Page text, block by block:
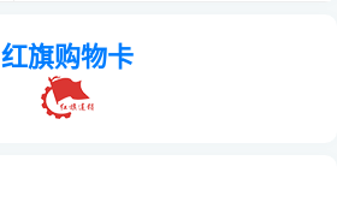
红旗购物卡